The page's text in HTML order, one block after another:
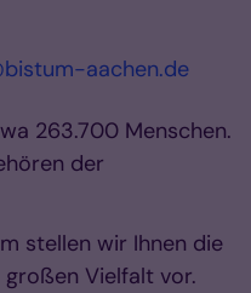
aachen.de
263.700 Menschen.
der
stellen wir Ihnen die
großen Vielfalt vor.